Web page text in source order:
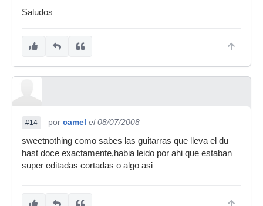
Saludos
#14 por camel el 08/07/2008
sweetnothing como sabes las guitarras que lleva el du
hast doce exactamente,habia leido por ahi que estaban
super editadas cortadas o algo asi